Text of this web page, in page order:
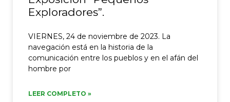
Exploradores”.
VIERNES, 24 de noviembre de 2023. La
navegación está en la historia de la
comunicación entre los pueblos y en el afán del
hombre por
LEER COMPLETO »